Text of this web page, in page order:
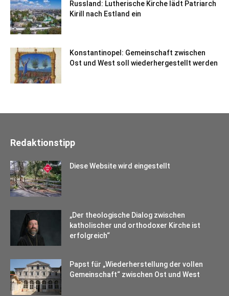
Russland: Lutherische Kirche lädt Patriarch
Kirill nach Estland ein
Konstantinopel: Gemeinschaft zwischen
Ost und West soll wiederhergestellt werden
Redaktionstipp
Diese Website wird eingestellt
„Der theologische Dialog zwischen
katholischer und orthodoxer Kirche ist
erfolgreich“
Papst für „Wiederherstellung der vollen
Gemeinschaft“ zwischen Ost und West